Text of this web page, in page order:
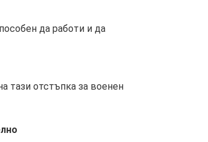
да работи и да
тази отстъпка за военен